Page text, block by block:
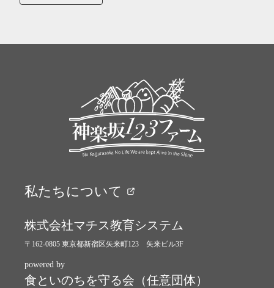
私たちについて
株式会社マチス教育システム
〒162-0805 東京都新宿区矢来町123 矢来ビル3F
powered by
食といのちを守る会（任意団体）